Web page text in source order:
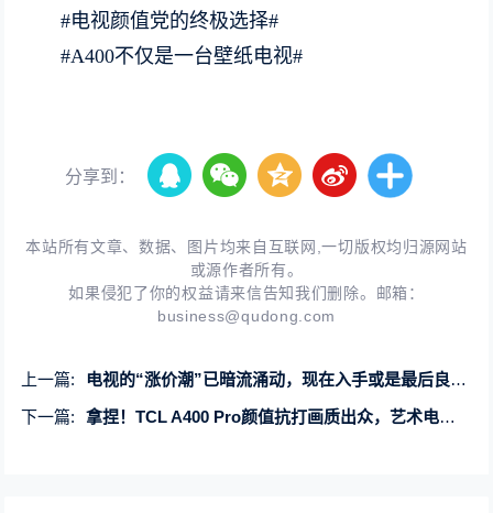
#电视颜值党的终极选择#
#A400不仅是一台壁纸电视#
分享到：
本站所有文章、数据、图片均来自互联网,一切版权均归源网站
或源作者所有。
如果侵犯了你的权益请来信告知我们删除。邮箱：
business@qudong.com
上一篇:
电视的“涨价潮”已暗流涌动，现在入手或是最后良机！
下一篇:
拿捏！TCL A400 Pro颜值抗打画质出众，艺术电视选它